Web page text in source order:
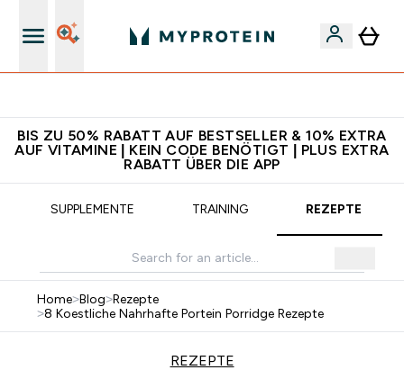
BIS ZU 50% RABATT AUF BESTSELLER & 10% EXTRA
AUF VITAMINE | KEIN CODE BENÖTIGT | PLUS EXTRA
RABATT ÜBER DIE APP
SUPPLEMENTE TRAINING REZEPTE
Home>Blog>Rezepte
>8 Koestliche Nahrhafte Portein Porridge Rezepte
REZEPTE